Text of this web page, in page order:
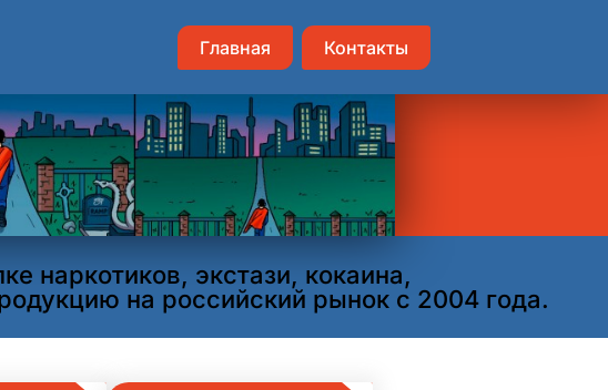
Главная Контакты
наркотиков, экстази, кокаина,
на российский рынок с 2004 года.